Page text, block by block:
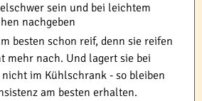
sein und bei leichtem
nachgeben
besten schon reif, denn sie reifen
mehr nach. Und lagert sie bei
im Kühlschrank - so bleiben
am besten erhalten.